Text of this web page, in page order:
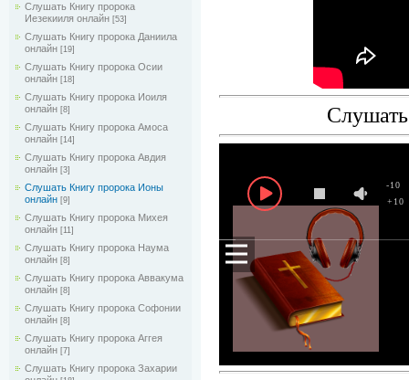
Слушать Книгу пророка
Иезекииля онлайн [53]
Слушать Книгу пророка Даниила
онлайн [19]
Слушать Книгу пророка Осии
онлайн [18]
Слушать Книгу пророка Иоиля
онлайн [8]
Слушать Книгу пророка Амоса
онлайн [14]
Слушать Книгу пророка Авдия
онлайн [3]
Слушать Книгу пророка Ионы
онлайн [9]
Слушать Книгу пророка Михея
онлайн [11]
Слушать Книгу пророка Наума
онлайн [8]
Слушать Книгу пророка Аввакума
онлайн [8]
Слушать Книгу пророка Софонии
онлайн [8]
Слушать Книгу пророка Аггея
онлайн [7]
Слушать Книгу пророка Захарии
+10
-10